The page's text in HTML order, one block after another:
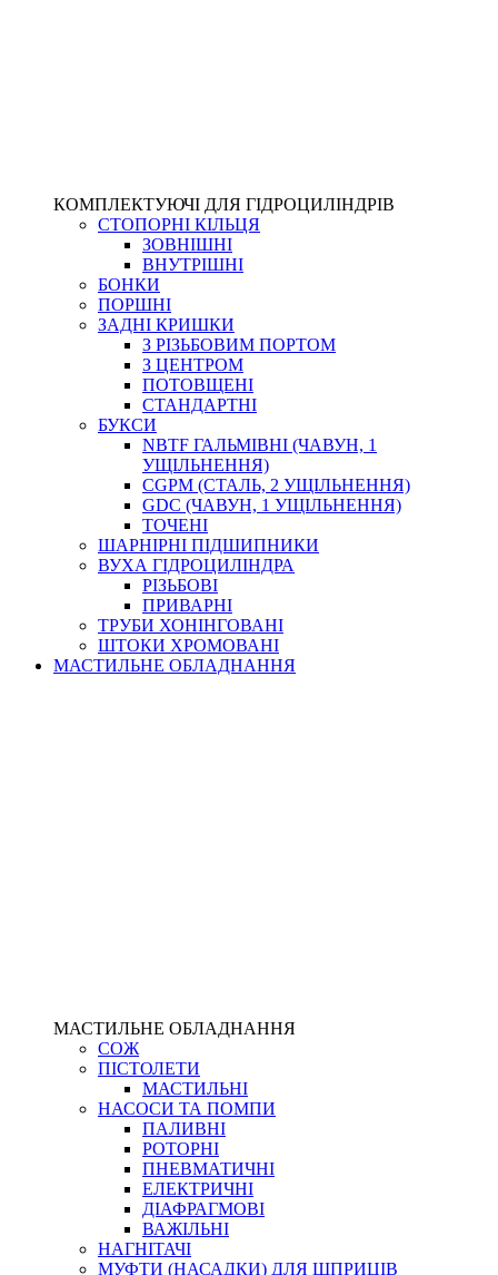
КОМПЛЕКТУЮЧІ ДЛЯ ГІДРОЦИЛІНДРІВ
СТОПОРНІ КІЛЬЦЯ
ЗОВНІШНІ
ВНУТРІШНІ
БОНКИ
ПОРШНІ
ЗАДНІ КРИШКИ
З РІЗЬБОВИМ ПОРТОМ
З ЦЕНТРОМ
ПОТОВЩЕНІ
СТАНДАРТНІ
БУКСИ
NBTF ГАЛЬМІВНІ (ЧАВУН, 1
УЩІЛЬНЕННЯ)
CGPM (СТАЛЬ, 2 УЩІЛЬНЕННЯ)
GDC (ЧАВУН, 1 УЩІЛЬНЕННЯ)
ТОЧЕНІ
ШАРНІРНІ ПІДШИПНИКИ
ВУХА ГІДРОЦИЛІНДРА
РІЗЬБОВІ
ПРИВАРНІ
ТРУБИ ХОНІНГОВАНІ
ШТОКИ ХРОМОВАНІ
МАСТИЛЬНЕ ОБЛАДНАННЯ
МАСТИЛЬНЕ ОБЛАДНАННЯ
СОЖ
ПІСТОЛЕТИ
МАСТИЛЬНІ
НАСОСИ ТА ПОМПИ
ПАЛИВНІ
РОТОРНІ
ПНЕВМАТИЧНІ
ЕЛЕКТРИЧНІ
ДІАФРАГМОВІ
ВАЖІЛЬНІ
НАГНІТАЧІ
МУФТИ (НАСАДКИ) ДЛЯ ШПРИЦІВ